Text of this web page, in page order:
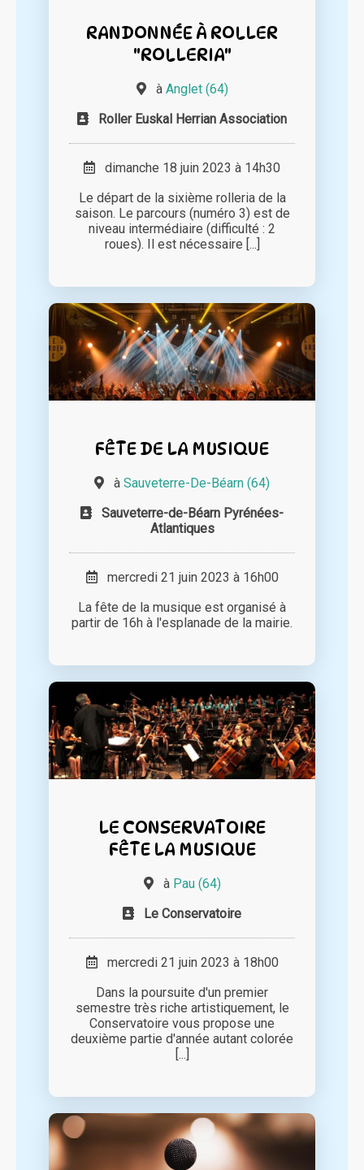
RANDONNÉE À ROLLER
"ROLLERIA"
à Anglet (64)
Roller Euskal Herrian Association
dimanche 18 juin 2023 à 14h30
Le départ de la sixième rolleria de la
saison. Le parcours (numéro 3) est de
niveau intermédiaire (difficulté : 2
roues). Il est nécessaire [...]
FÊTE DE LA MUSIQUE
à Sauveterre-De-Béarn (64)
Sauveterre-de-Béarn Pyrénées-
Atlantiques
mercredi 21 juin 2023 à 16h00
La fête de la musique est organisé à
partir de 16h à l'esplanade de la mairie.
LE CONSERVATOIRE
FÊTE LA MUSIQUE
à Pau (64)
Le Conservatoire
mercredi 21 juin 2023 à 18h00
Dans la poursuite d'un premier
semestre très riche artistiquement, le
Conservatoire vous propose une
deuxième partie d'année autant colorée
[...]